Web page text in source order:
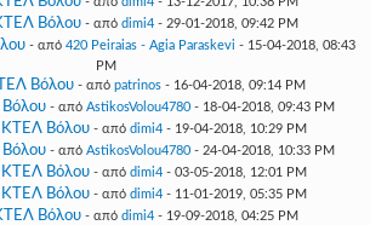
Βόλου - από dimi4 - 29-01-2018, 09:42 PM
- από 420 Peiraias - Agia Paraskevi - 15-04-2018, 08:43
PM
Βόλου - από patrinos - 16-04-2018, 09:14 PM
Βόλου - από AstikosVolou4780- 18-04-2018, 09:43 PM
ΚΤΕΛ Βόλου - από dimi4- 19-04-2018, 10:29 PM
Βόλου - από AstikosVolou4780- 24-04-2018, 10:33 PM
ΚΤΕΛ Βόλου - από dimi4- 03-05-2018, 12:01 PM
ΚΤΕΛ Βόλου - από dimi4- 11-01-2019, 05:35 PM
Βόλου - από dimi4 - 19-09-2018, 04:25 PM